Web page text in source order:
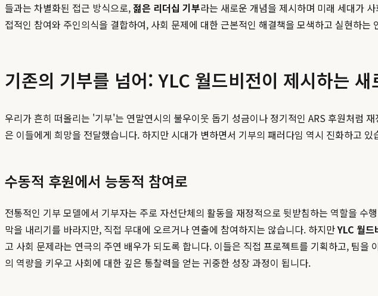
들과는 차별화된 접근 방식으로,젊은 리더십 기부라는 새로운 개념을 제시하며 미래 세대가
접적인 참여와 주인의식을 결합하여, 사회 문제에 대한 근본적인 해결책을 모색하고 실현하는
기존의 기부를 넘어: YLC 월드비전이 제시하는 새
우리가 흔히 떠올리는 '기부'는 연말연시의 불우이웃 돕기 성금이나 정기적인 ARS 후원처럼
은 이들에게 희망을 전달했습니다. 하지만 시대가 변하면서 기부의 패러다임 역시 진화하고
수동적 후원에서 능동적 참여로
전통적인 기부 모델에서 기부자는 주로 자선단체의 활동을 재정적으로 뒷받침하는 역할을
막을 내리기를 바라지만, 직접 무대에 오르거나 연출에 참여하지는 않습니다. 하지만YLC 월드
고 사회 문제라는 연극의 주연 배우가 되도록 합니다. 이들은 직접 프로젝트를 기획하고, 팀
의 역량을 키우고 사회에 대한 깊은 통찰력을 얻는 귀중한 성장 과정이 됩니다.